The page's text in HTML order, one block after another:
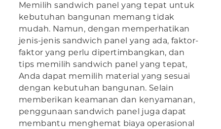
Memilih sandwich panel yang tepat untuk
kebutuhan bangunan memang tidak
mudah. Namun, dengan memperhatikan
jenis-jenis sandwich panel yang ada, faktor-
faktor yang perlu dipertimbangkan, dan
tips memilih sandwich panel yang tepat,
Anda dapat memilih material yang sesuai
dengan kebutuhan bangunan. Selain
memberikan keamanan dan kenyamanan,
penggunaan sandwich panel juga dapat
membantu menghemat biaya operasional